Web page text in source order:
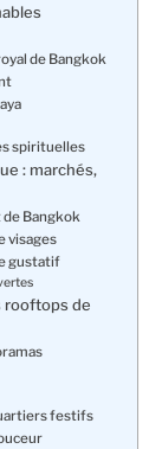
de Bangkok
spirituelles
: marchés,
Bangkok
visages
gustatif
rooftops de
festifs